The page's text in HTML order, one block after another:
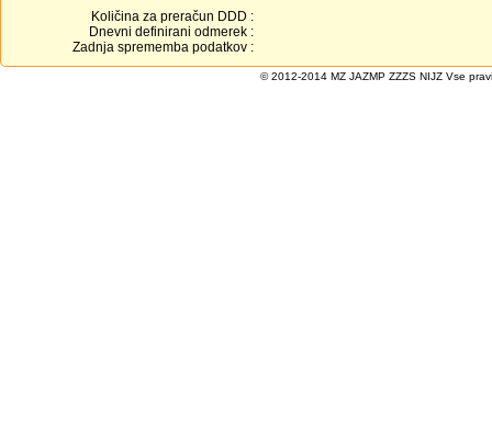
Količina za preračun DDD :
Dnevni definirani odmerek :
Zadnja sprememba podatkov :
© 2012-2014 MZ JAZMP ZZZS NIJZ Vse